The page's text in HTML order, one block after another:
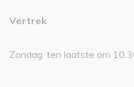
Vertrek
Zondag: ten laatste om